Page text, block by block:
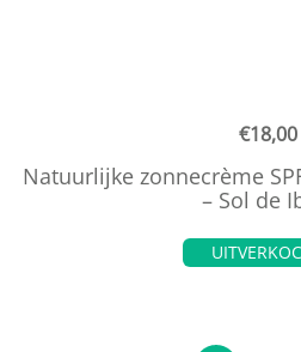
€18,00
Natuurlijke zonnecrème
– Sol de